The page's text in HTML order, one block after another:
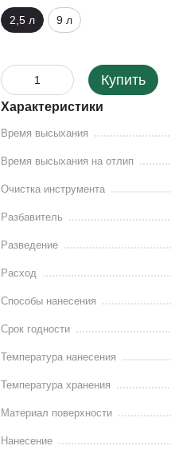
2,5 л 9 л
Купить
Характеристики
Время высыхания
Время высыхания на отлип
Очистка инструмента
Разбавитель
Разведение
Расход
Способы нанесения
Срок годности
Температура нанесения
Температура хранения
Материал поверхности
Нанесение